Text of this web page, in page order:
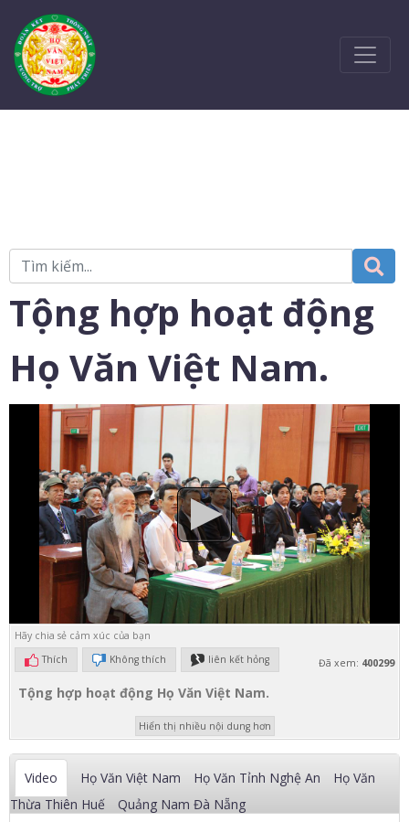
Tộng hợp hoạt động
Họ Văn Việt Nam.
Hãy chia sẻ cảm xúc của bạn
Thích
Không thích liên kết hỏng Đã xem: 400299
Tộng hợp hoạt động Họ Văn Việt Nam.
Hiển thị nhiều nội dung hơn
Video Họ Văn Việt Nam Họ Văn Tỉnh Nghệ An
Họ Văn
Thừa Thiên Huế
Quảng Nam Đà Nẵng